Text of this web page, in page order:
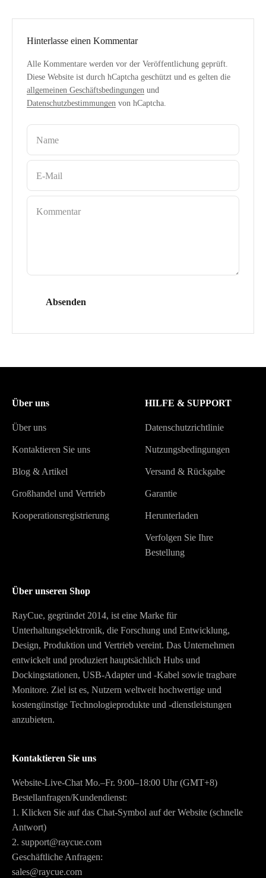
Hinterlasse einen Kommentar
Alle Kommentare werden vor der Veröffentlichung geprüft.
Diese Website ist durch hCaptcha geschützt und es gelten die
allgemeinen Geschäftsbedingungen und
Datenschutzbestimmungen von hCaptcha.
Name
E-Mail
Kommentar
Absenden
Über uns
Über uns
Kontaktieren Sie uns
Blog & Artikel
Großhandel und Vertrieb
Kooperationsregistrierung
HILFE & SUPPORT
Datenschutzrichtlinie
Nutzungsbedingungen
Versand & Rückgabe
Garantie
Herunterladen
Verfolgen Sie Ihre
Bestellung
Über unseren Shop
RayCue, gegründet 2014, ist eine Marke für
Unterhaltungselektronik, die Forschung und Entwicklung,
Design, Produktion und Vertrieb vereint. Das Unternehmen
entwickelt und produziert hauptsächlich Hubs und
Dockingstationen, USB-Adapter und -Kabel sowie tragbare
Monitore. Ziel ist es, Nutzern weltweit hochwertige und
kostengünstige Technologieprodukte und -dienstleistungen
anzubieten.
Kontaktieren Sie uns
Website-Live-Chat Mo.–Fr. 9:00–18:00 Uhr (GMT+8)
Bestellanfragen/Kundendienst:
1. Klicken Sie auf das Chat-Symbol auf der Website (schnelle
Antwort)
2. support@raycue.com
Geschäftliche Anfragen:
sales@raycue.com